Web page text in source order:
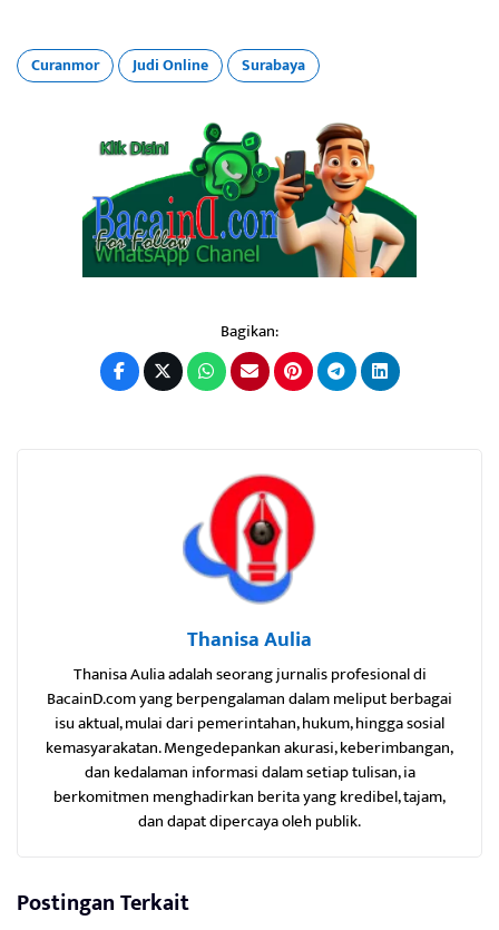
Curanmor Judi Online Surabaya
Bagikan:
Thanisa Aulia
Thanisa Aulia adalah seorang jurnalis profesional di
BacainD.com yang berpengalaman dalam meliput berbagai
isu aktual, mulai dari pemerintahan, hukum, hingga sosial
kemasyarakatan. Mengedepankan akurasi, keberimbangan,
dan kedalaman informasi dalam setiap tulisan, ia
berkomitmen menghadirkan berita yang kredibel, tajam,
dan dapat dipercaya oleh publik.
Postingan Terkait